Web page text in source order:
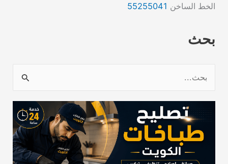
الخط الساخن 55255041
بحث